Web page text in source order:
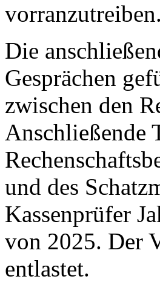
vorranzutreiben.
Die
Gesprächen
zwischen den
Anschließende
und des
Kassenprüfer
von 2025. Der
entlastet.